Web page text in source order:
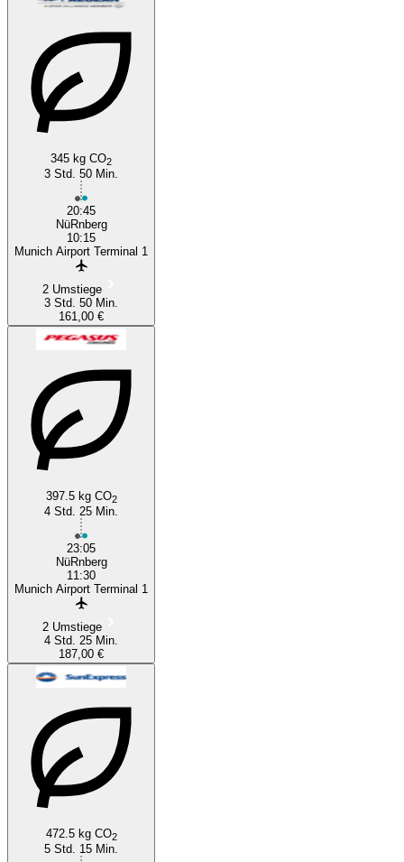
345 kg CO2
3 Std. 50 Min.
20:45
NüRnberg
10:15
Munich Airport Terminal 1
2 Umstiege
3 Std. 50 Min.
161,00 €
397.5 kg CO2
4 Std. 25 Min.
23:05
NüRnberg
11:30
Munich Airport Terminal 1
2 Umstiege
4 Std. 25 Min.
187,00 €
472.5 kg CO2
5 Std. 15 Min.